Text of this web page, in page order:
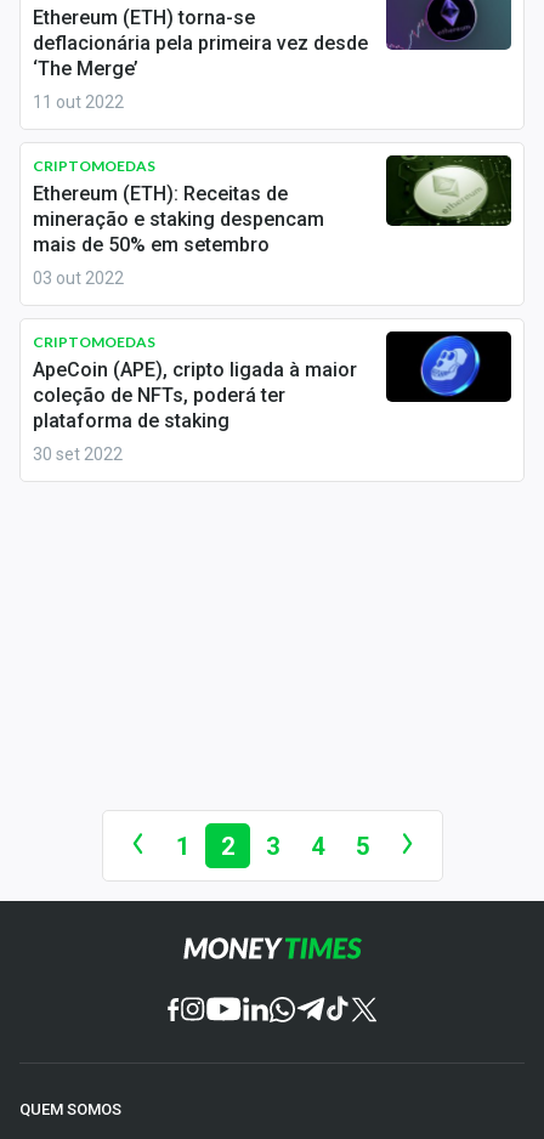
Conteúdo de Marca
Sobre
Expediente
Contato
Ethereum (ETH) torna-se
deflacionária pela primeira vez desde
‘The Merge’
11 out 2022
CRIPTOMOEDAS
Ethereum (ETH): Receitas de
mineração e staking despencam
mais de 50% em setembro
03 out 2022
CRIPTOMOEDAS
ApeCoin (APE), cripto ligada à maior
coleção de NFTs, poderá ter
plataforma de staking
30 set 2022
1 2 3 4 5
QUEM SOMOS